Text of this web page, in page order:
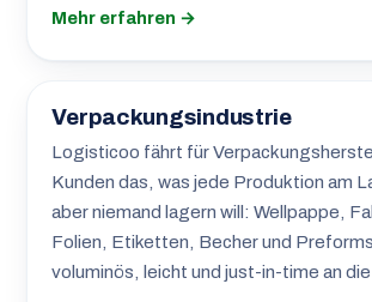
Mehr erfahren →
Verpackungsindustrie
Logisticoo fährt für
Kunden das, was jede Produktion am
aber niemand lagern will: Wellpappe,
Folien, Etiketten, Becher und
voluminös, leicht und just-in-time an die